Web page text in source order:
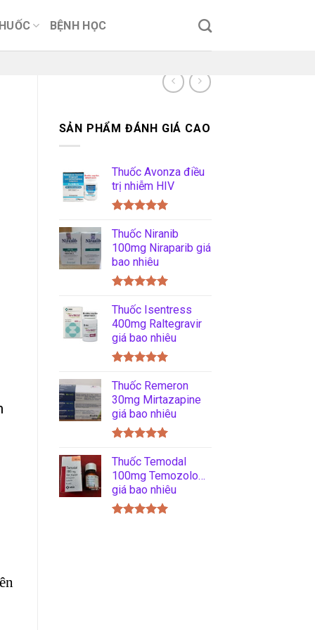
BỆNH HỌC
SẢN PHẨM ĐÁNH GIÁ CAO
Thuốc Avonza điều
trị nhiễm HIV
hạng5.00
5 sao
Thuốc Niranib
100mg Niraparib giá
bao nhiêu
hạng5.00
5 sao
Thuốc Isentress
400mg Raltegravir
giá bao nhiêu
hạng5.00
5 sao
Thuốc Remeron
30mg Mirtazapine
giá bao nhiêu
hạng5.00
5 sao
Thuốc Temodal
100mg Temozolomide
giá bao nhiêu